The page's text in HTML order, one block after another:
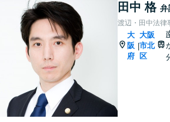
田中 格 弁
渡辺・田中法律
大
阪
府
|
大阪
市北
区